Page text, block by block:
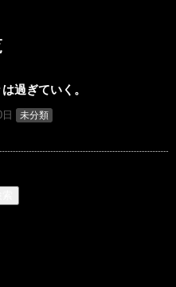
過ぎていく。
未分類